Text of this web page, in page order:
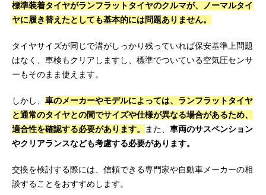
標準装着タイヤがランフラットタイヤのクルマが、ノーマルタイ
ヤに履き替えたとしても基本的には問題ありません。
タイヤサイズが同じで溝がしっかり残っていれば保安基準上問題
はなく、車検もクリアしますし、標準でついている空気圧センサ
ーもそのまま使えます。
しかし、 車のメーカーやモデルによっては、ランフラットタイヤ
と通常のタイヤとの間でサイズや仕様が異なる場合があるため、
適合性を確認する必要があります。
また、 車両のサスペンション
やクリアランスなども考慮する必要があります。
交換を検討する際には、信頼できる専門家や自動車メーカーの相
談することをおすすめします。